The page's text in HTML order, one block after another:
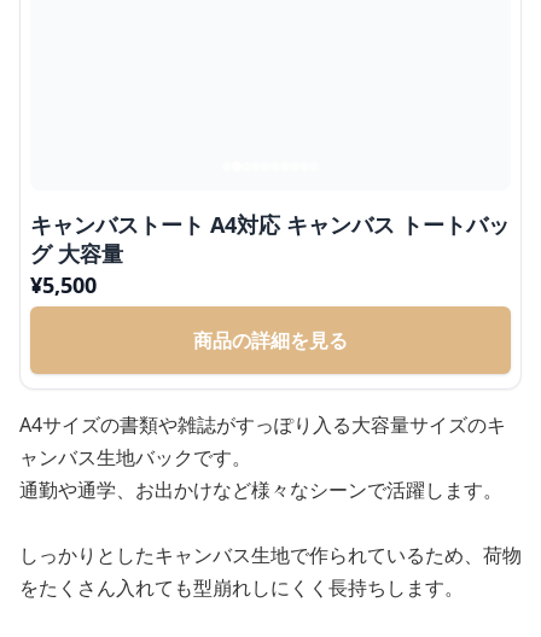
キャンバストート A4対応 キャンバス トートバッ
グ 大容量
¥5,500
商品の詳細を見る
A4サイズの書類や雑誌がすっぽり入る大容量サイズのキ
ャンバス生地バックです。
通勤や通学、お出かけなど様々なシーンで活躍します。
しっかりとしたキャンバス生地で作られているため、荷物
をたくさん入れても型崩れしにくく長持ちします。